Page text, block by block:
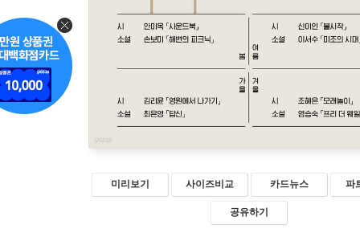
미리보기 사이즈비교 카드뉴스 파
공유하기